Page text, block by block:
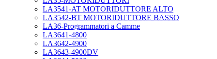
LA3541-AT MOTORIDUTTORE ALTO
LA3542-BT MOTORIDUTTORE BASSO
LA36-Programmatori a Camme
LA3641-4800
LA3642-4900
LA3643-4900DV